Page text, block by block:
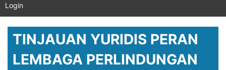
Login
TINJAUAN YURIDIS PERAN
LEMBAGA PERLINDUNGAN